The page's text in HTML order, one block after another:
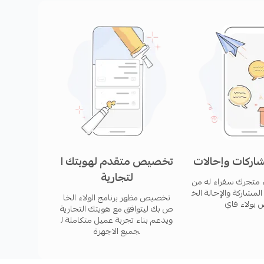
لعملائك وزوار متجرك مع تحكم كامل لنافذة
والألوان الرئيسية لمتجرك.
نقاطهم بكوبونات خصم، أو الحصول على الشحن
لكل مكافأة وطريقة تحصيلها وصلاحيتها. يتم
حيث أن امتلاكهم لنقاط الولاء يربطهم
وإحالات
متجرك سفراء له من
والإحالة الخ
بولاء فاي
تخصيص متقدم لهويتك ا
لتجارية
تخصيص مظهر برنامج الولاء الخا
ص بك ليتوافق مع هويتك التجارية
ويدعم بناء تجربة عميل متكاملة ل
جميع الاجهزة